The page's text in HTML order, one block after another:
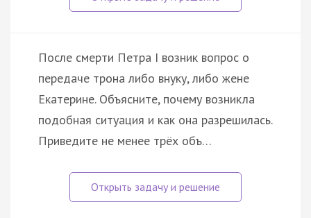
После смерти Петра I возник вопрос о
передаче трона либо внуку, либо жене
Екатерине. Объясните, почему возникла
подобная ситуация и как она разрешилась.
Приведите не менее трёх объ…